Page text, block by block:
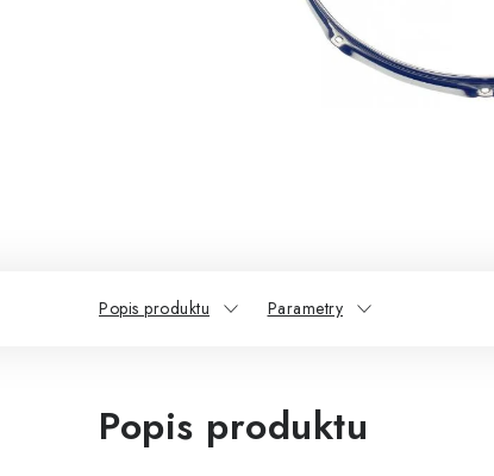
Popis produktu Parametry
Popis produktu